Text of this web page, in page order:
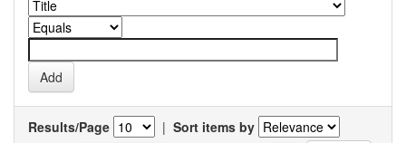
Results/Page | Sort items by